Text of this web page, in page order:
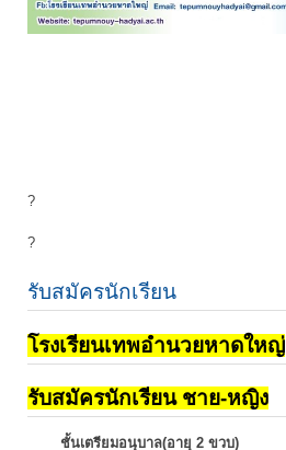
?
?
รับสมัครนักเรียน
โรงเรียนเทพอำนวยหาดใหญ่
รับสมัครนักเรียน ชาย-หญิง
ชั้นเตรียมอนุบาล(อายุ 2 ขวบ)